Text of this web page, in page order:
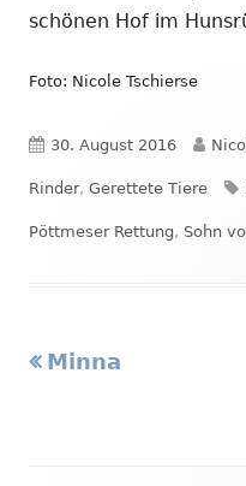
schönen Hof im
Foto: Nicole Tschierse
Veröffentlicht
am
30. August 2016
Rinder, Gerettete Tiere
Pöttmeser Rettung, Sohn
Vorheriger
Minna